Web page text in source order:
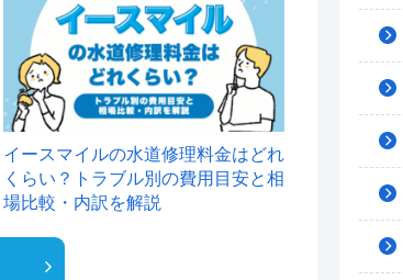
イースマイルの水道修理料金はどれ
くらい？トラブル別の費用目安と相
場比較・内訳を解説